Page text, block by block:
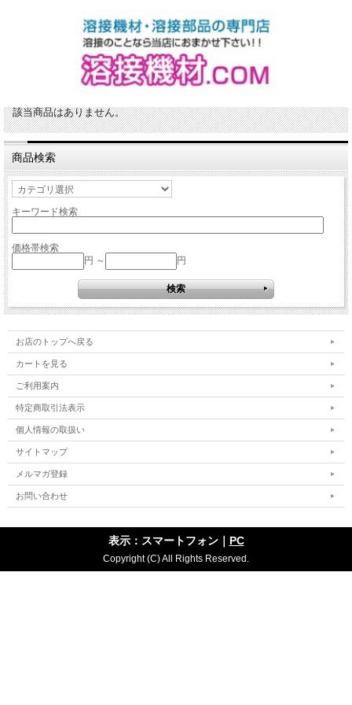
該当商品はありません。
商品検索
キーワード検索
価格帯検索
円 ～
円
お店のトップへ戻る
カートを見る
ご利用案内
特定商取引法表示
個人情報の取扱い
サイトマップ
メルマガ登録
お問い合わせ
表示：スマートフォン｜ PC
Copyright (C) All Rights Reserved.